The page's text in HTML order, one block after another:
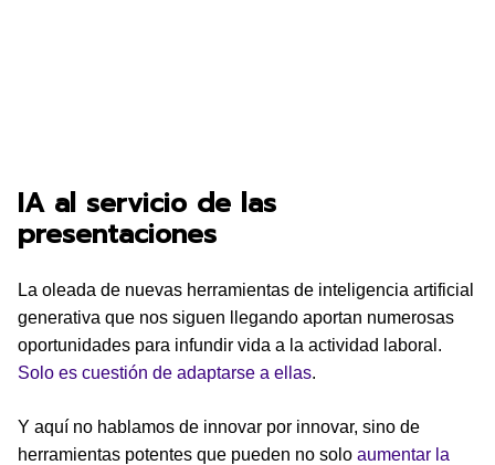
IA al servicio de las
presentaciones
La oleada de nuevas herramientas de inteligencia artificial
generativa que nos siguen llegando aportan numerosas
oportunidades para infundir vida a la actividad laboral.
Solo es cuestión de adaptarse a ellas.
Y aquí no hablamos de innovar por innovar, sino de
herramientas potentes que pueden no solo aumentar la